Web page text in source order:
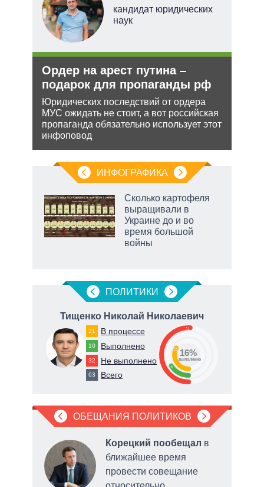
кандидат юридических
наук
Ордер на арест путина –
подарок для пропаганды рф
Юридических последствий от ордера
МУС ожидать не стоит, а вот российская
пропаганда обязательно использует этот
инфоповод
ИНФОГРАФИКА
Сколько картофеля
выращивали в
Украине до и во
время большой
войны
ПОЛИТИКИ
Тищенко Николай Николаевич
21 В процессе
10 Выполнено
32 Не выполнено
63 Всего
51
16
33 16%
выполнено
ОБЕЩАНИЯ ПОЛИТИКОВ
Корецкий пообещал в
ближайшее время
провести совещание